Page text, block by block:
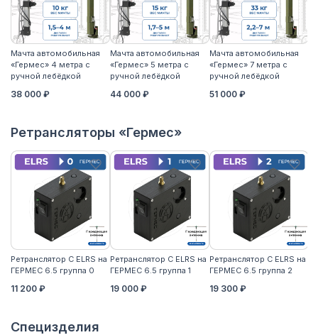
Мачта автомобильная
«Гермес» 4 метра с
ручной лебёдкой
38 000 ₽
Мачта автомобильная
«Гермес» 5 метра с
ручной лебёдкой
44 000 ₽
Мачта автомобильная
«Гермес» 7 метра с
ручной лебёдкой
51 000 ₽
Ретрансляторы «Гермес»
Ретранслятор С ELRS на
ГЕРМЕС 6.5 группа 0
11 200 ₽
Ретранслятор С ELRS на
ГЕРМЕС 6.5 группа 1
19 000 ₽
Ретранслятор С ELRS на
ГЕРМЕС 6.5 группа 2
19 300 ₽
Специзделия